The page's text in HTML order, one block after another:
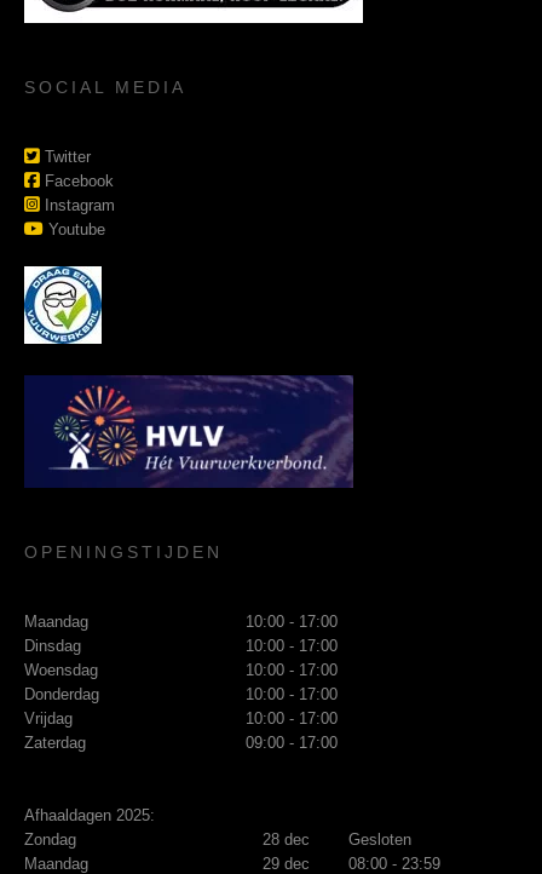
SOCIAL MEDIA
Twitter
Facebook
Instagram
Youtube
OPENINGSTIJDEN
Maandag
10:00 - 17:00
Dinsdag
10:00 - 17:00
Woensdag
10:00 - 17:00
Donderdag
10:00 - 17:00
Vrijdag
10:00 - 17:00
Zaterdag
09:00 - 17:00
Afhaaldagen 2025:
Zondag
28 dec
Gesloten
Maandag
29 dec 08:00 - 23:59